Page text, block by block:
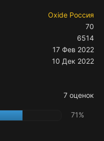
Oxide Россия
70
6514
17 Фев 2022
10 Дек 2022
7 оценок
71%